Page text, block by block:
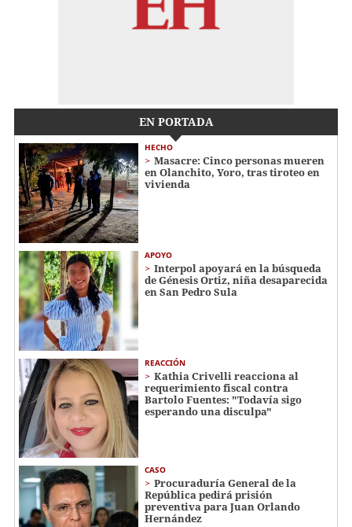
EN PORTADA
HECHO
Masacre: Cinco personas mueren
en Olanchito, Yoro, tras tiroteo en
vivienda
APOYO
Interpol apoyará en la búsqueda
de Génesis Ortiz, niña desaparecida
en San Pedro Sula
REACCIÓN
Kathia Crivelli reacciona al
requerimiento fiscal contra
Bartolo Fuentes: "Todavía sigo
esperando una disculpa"
CASO
Procuraduría General de la
República pedirá prisión
preventiva para Juan Orlando
Hernández